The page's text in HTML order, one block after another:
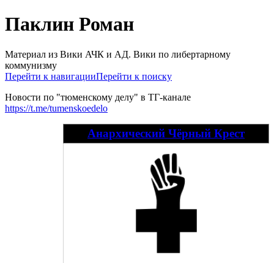
Паклин Роман
Материал из Вики АЧК и АД. Вики по либертарному
коммунизму
Перейти к навигацииПерейти к поиску
Новости по "тюменскому делу" в ТГ-канале
https://t.me/tumenskoedelo
Анархический Чёрный Крест